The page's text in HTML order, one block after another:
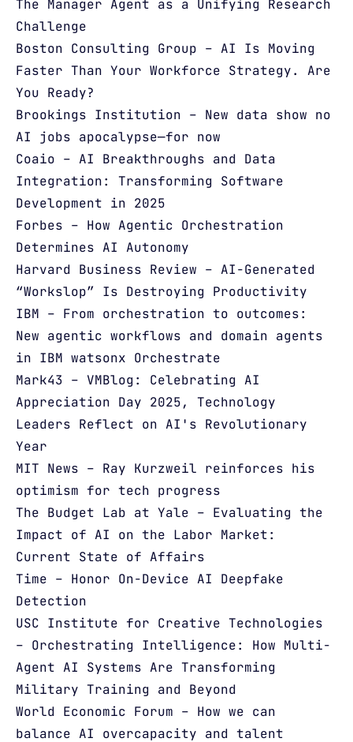
The Manager Agent as a Unifying Research
Challenge
Boston Consulting Group – AI Is Moving
Faster Than Your Workforce Strategy. Are
You Ready?
Brookings Institution – New data show no
AI jobs apocalypse—for now
Coaio – AI Breakthroughs and Data
Integration: Transforming Software
Development in 2025
Forbes – How Agentic Orchestration
Determines AI Autonomy
Harvard Business Review – AI-Generated
“Workslop” Is Destroying Productivity
IBM – From orchestration to outcomes:
New agentic workflows and domain agents
in IBM watsonx Orchestrate
Mark43 – VMBlog: Celebrating AI
Appreciation Day 2025, Technology
Leaders Reflect on AI's Revolutionary
Year
MIT News – Ray Kurzweil reinforces his
optimism for tech progress
The Budget Lab at Yale – Evaluating the
Impact of AI on the Labor Market:
Current State of Affairs
Time – Honor On-Device AI Deepfake
Detection
USC Institute for Creative Technologies
– Orchestrating Intelligence: How Multi-
Agent AI Systems Are Transforming
Military Training and Beyond
World Economic Forum – How we can
balance AI overcapacity and talent